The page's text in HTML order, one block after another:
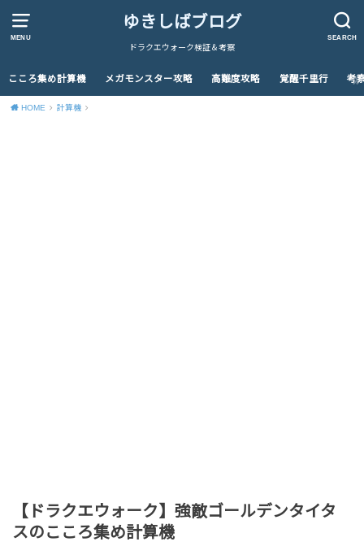
MENU SEARCH
ゆきしばブログ
ドラクエウォーク検証＆考察
こころ集め計算機 メガモンスター攻略 高難度攻略 覚醒千里行 考
HOME 計算機
【ドラクエウォーク】強敵ゴールデンタイタ
スのこころ集め計算機